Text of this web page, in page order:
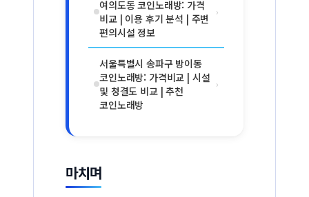
여의도동 코인노래방: 가격
비교 | 이용 후기 분석 | 주변
편의시설 정보
›
서울특별시 송파구 방이동
코인노래방: 가격비교 | 시설
및 청결도 비교 | 추천
코인노래방
›
마치며